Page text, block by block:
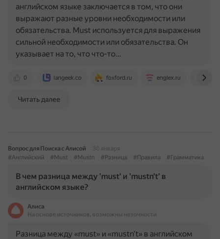
0 langeek.co foxford.ru englex.ru
английском языке заключается в том, что они
выражают разные уровни необходимости или
обязательства. Must используется для выражения
сильной необходимости или обязательства. Он
указывает на то, что что-то…
Читать далее
Вопрос для Поиска с Алисой
30 января
#Английский
#Must #Mustn #Разница #Правила #Грамматика
В чем разница между 'must' и 'mustn't' в
английском языке?
Алиса
На основе источников, возможны неточности
Разница между «must» и «mustn’t» в английском